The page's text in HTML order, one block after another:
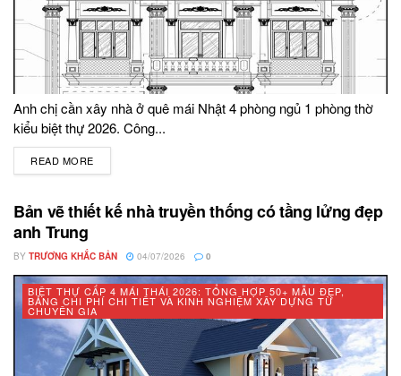
Anh chị cần xây nhà ở quê mái Nhật 4 phòng ngủ 1 phòng thờ
kiểu biệt thự 2026. Công...
READ MORE
Bản vẽ thiết kế nhà truyền thống có tầng lửng đẹp
anh Trung
BY TRƯƠNG KHẮC BẢN 04/07/2026 0
BIỆT THỰ CẤP 4 MÁI THÁI 2026: TỔNG HỢP 50+ MẪU ĐẸP,
BẢNG CHI PHÍ CHI TIẾT VÀ KINH NGHIỆM XÂY DỰNG TỪ
CHUYÊN GIA